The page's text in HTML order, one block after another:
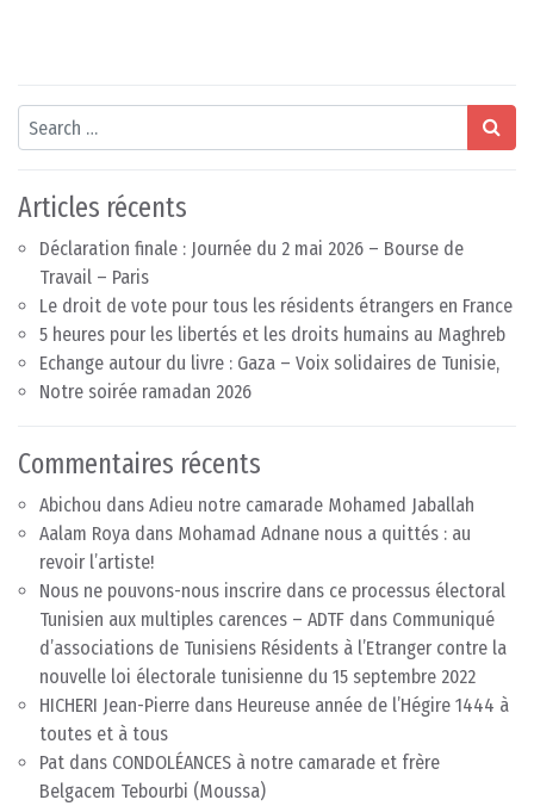
Search
Articles récents
Déclaration finale : Journée du 2 mai 2026 – Bourse de
Travail – Paris
Le droit de vote pour tous les résidents étrangers en France
5 heures pour les libertés et les droits humains au Maghreb
Echange autour du livre : Gaza – Voix solidaires de Tunisie,
Notre soirée ramadan 2026
Commentaires récents
Abichou dans Adieu notre camarade Mohamed Jaballah
Aalam Roya dans Mohamad Adnane nous a quittés : au
revoir l’artiste!
Nous ne pouvons-nous inscrire dans ce processus électoral
Tunisien aux multiples carences – ADTF dans Communiqué
d’associations de Tunisiens Résidents à l’Etranger contre la
nouvelle loi électorale tunisienne du 15 septembre 2022
HICHERI Jean-Pierre dans Heureuse année de l’Hégire 1444 à
toutes et à tous
Pat dans CONDOLÉANCES à notre camarade et frère
Belgacem Tebourbi (Moussa)